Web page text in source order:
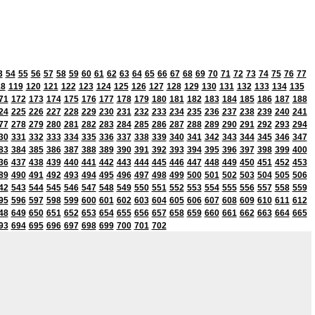
54 55 56 57 58 59 60 61 62 63 64 65 66 67 68 69 70 71 72 73 74 75 76 77
119 120 121 122 123 124 125 126 127 128 129 130 131 132 133 134 135
172 173 174 175 176 177 178 179 180 181 182 183 184 185 186 187 188
225 226 227 228 229 230 231 232 233 234 235 236 237 238 239 240 241
278 279 280 281 282 283 284 285 286 287 288 289 290 291 292 293 294
331 332 333 334 335 336 337 338 339 340 341 342 343 344 345 346 347
384 385 386 387 388 389 390 391 392 393 394 395 396 397 398 399 400
437 438 439 440 441 442 443 444 445 446 447 448 449 450 451 452 453
490 491 492 493 494 495 496 497 498 499 500 501 502 503 504 505 506
543 544 545 546 547 548 549 550 551 552 553 554 555 556 557 558 559
596 597 598 599 600 601 602 603 604 605 606 607 608 609 610 611 612
649 650 651 652 653 654 655 656 657 658 659 660 661 662 663 664 665
694 695 696 697 698 699 700 701 702